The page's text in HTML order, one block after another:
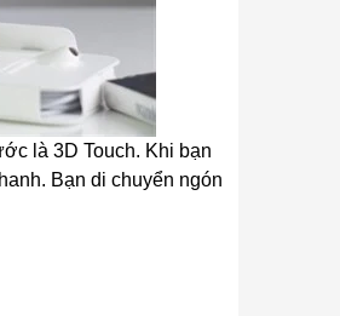
là 3D Touch. Khi bạn
Bạn di chuyển ngón